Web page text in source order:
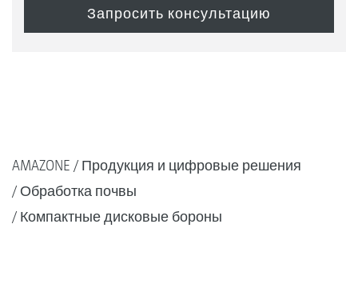
AMAZONE
Продукция и цифровые решения
Обработка почвы
Компактные дисковые бороны